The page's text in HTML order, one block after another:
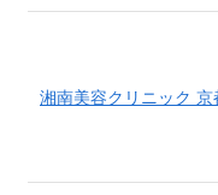
湘南美容クリニック 京